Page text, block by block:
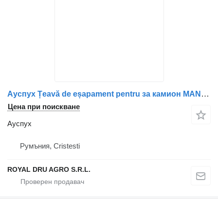
Ауспух Țeavă de eșapament pentru за камион MAN 36152015152
Цена при поискване
Ауспух
Румъния, Cristesti
ROYAL DRU AGRO S.R.L.